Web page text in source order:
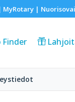
MyRotary |
Finder